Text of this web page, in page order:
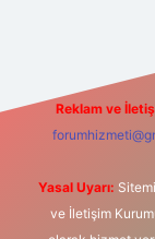
Reklam ve
Yasal Uyarı:
ve İletişim